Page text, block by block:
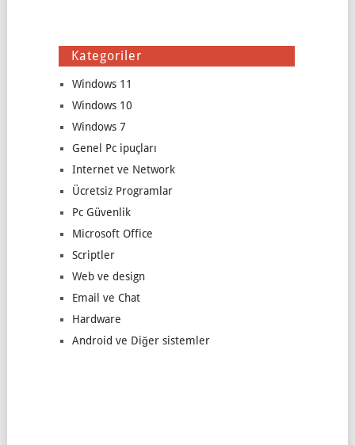
Kategoriler
Windows 11
Windows 10
Windows 7
Genel Pc ipuçları
Internet ve Network
Ücretsiz Programlar
Pc Güvenlik
Microsoft Office
Scriptler
Web ve design
Email ve Chat
Hardware
Android ve Diğer sistemler